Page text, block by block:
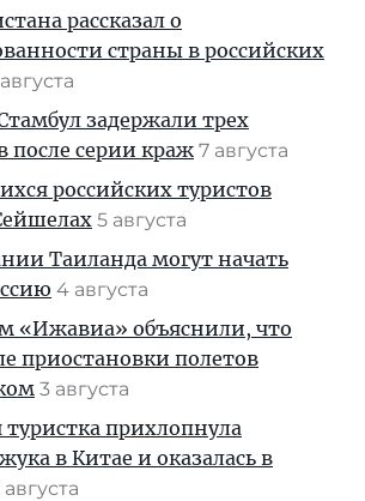
рассказал о
страны в российских
задержали трех
после серии краж 7 августа
российских туристов
5 августа
Таиланда могут начать
4 августа
«Ижавиа» объяснили, что
приостановки полетов
3 августа
туристка прихлопнула
в Китае и оказалась в
августа